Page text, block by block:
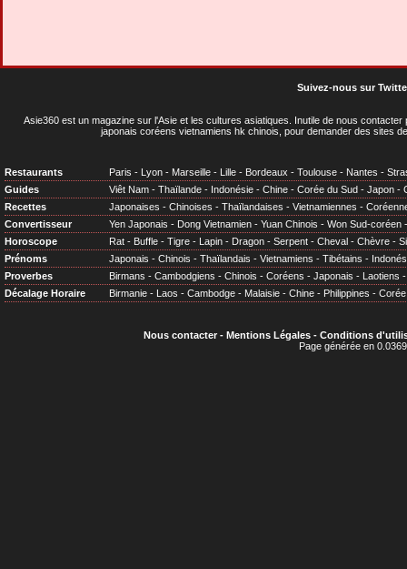
Suivez-nous sur
Asie360 est un magazine sur l'Asie et les cultures asiatiques . Inutile de nous
japonais coréens vietnamiens hk chinois, pour demander des sites
Restaurants Paris - Lyon - Marseille - Lille - Bordeaux - Toulouse - Nantes -
Guides
Viêt Nam - Thaïlande - Indonésie - Chine - Corée du Sud - Japon -
Recettes
Japonaises - Chinoises - Thaïlandaises - Vietnamiennes -
Convertisseur
Yen Japonais - Dong Vietnamien - Yuan Chinois - Won Sud-coréen
Horoscope
Rat - Buffle - Tigre - Lapin - Dragon - Serpent - Cheval - Chèvre -
Prénoms
Japonais - Chinois - Thaïlandais - Vietnamiens - Tibétains -
Proverbes
Birmans - Cambodgiens - Chinois - Coréens - Japonais - Laotiens
Décalage Horaire
Birmanie - Laos - Cambodge - Malaisie - Chine - Philippines - Corée
Nous contacter- Mentions Légales- Conditions
Page générée en